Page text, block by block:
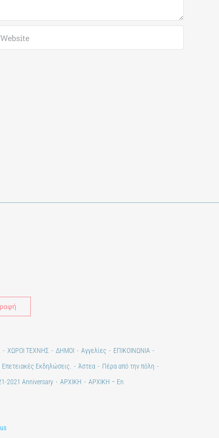
ΧΩΡΟΙ ΤΕΧΝΗΣ ΔΗΜΟΙ Αγγελίες
ΕΠΙΚΟΙΝΩΝΙΑ
Εκδηλώσεις. Άστεα
Πέρα από την πόλη
2021 Anniversary ΑΡΧΙΚΗ ΑΡΧΙΚΗ – En